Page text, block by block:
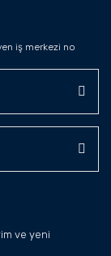
iş merkezi no
ve yeni